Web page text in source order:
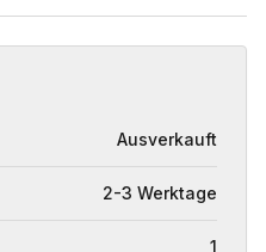
Ausverkauft
2-3 Werktage
1